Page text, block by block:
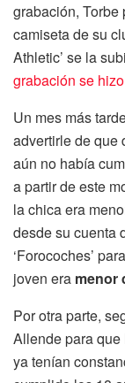
grabación,
camiseta de su
Athletic’ se la
grabación se
Un mes más
advertirle de que
aún no había
a partir de este
la chica era
desde su cuenta
‘Forocoches’
joven era menor
Por otra parte,
Allende para
ya tenían